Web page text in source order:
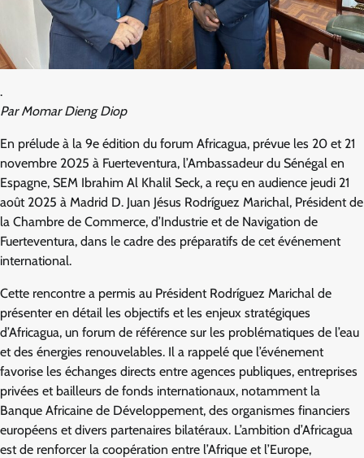
.
Par Momar Dieng Diop
En prélude à la 9e édition du forum Africagua, prévue les 20 et 21
novembre 2025 à Fuerteventura, l’Ambassadeur du Sénégal en
Espagne, SEM Ibrahim Al Khalil Seck, a reçu en audience jeudi 21
août 2025 à Madrid D. Juan Jésus Rodríguez Marichal, Président de
la Chambre de Commerce, d’Industrie et de Navigation de
Fuerteventura, dans le cadre des préparatifs de cet événement
international.
Cette rencontre a permis au Président Rodríguez Marichal de
présenter en détail les objectifs et les enjeux stratégiques
d’Africagua, un forum de référence sur les problématiques de l’eau
et des énergies renouvelables. Il a rappelé que l’événement
favorise les échanges directs entre agences publiques, entreprises
privées et bailleurs de fonds internationaux, notamment la
Banque Africaine de Développement, des organismes financiers
européens et divers partenaires bilatéraux. L’ambition d’Africagua
est de renforcer la coopération entre l’Afrique et l’Europe,